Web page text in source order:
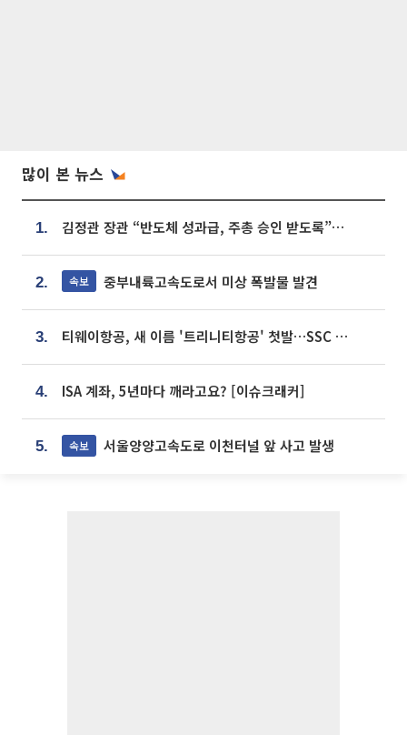
많이 본 뉴스
1. 김정관 장관 “반도체 성과급, 주총 승인 받도록”…상법·자본시장법 개정 시사
2. 속보 중부내륙고속도로서 미상 폭발물 발견
3. 티웨이항공, 새 이름 '트리니티항공' 첫발…SSC 전략 본격화
4. ISA 계좌, 5년마다 깨라고요? [이슈크래커]
5. 속보 서울양양고속도로 이천터널 앞 사고 발생